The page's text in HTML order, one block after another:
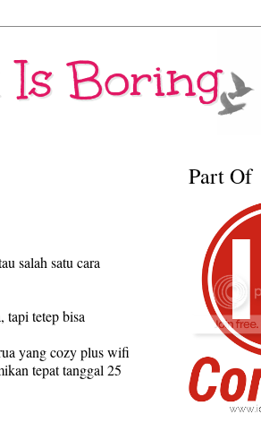
Is Boring
salah satu cara
tetep bisa
yang cozy plus wifi
tepat tanggal 25
Part Of